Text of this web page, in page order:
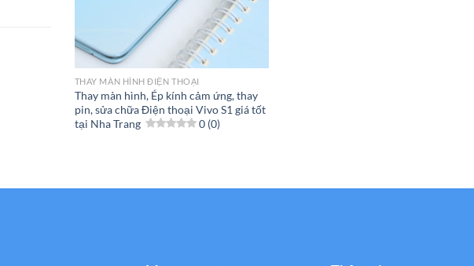
THAY MÀN HÌNH ĐIỆN THOẠI
Thay màn hình, Ép kính cảm ứng, thay
pin, sửa chữa Điện thoại Vivo S1 giá tốt
tại Nha Trang
0 (0)